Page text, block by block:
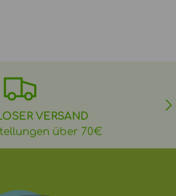
VERSAND
über 70€